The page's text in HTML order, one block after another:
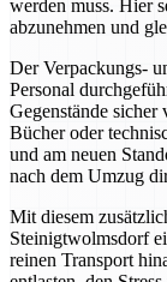
werden muss. Hier
abzunehmen und
Der Verpackungs-
Personal
Gegenstände
Bücher oder
und am neuen
nach dem Umzug
Mit diesem
Steinigtwolmsdorf
reinen Transport